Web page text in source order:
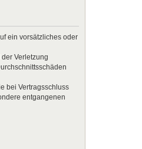
ein vorsätzliches oder
Verletzung
bei Vertragsschluss
entgangenen